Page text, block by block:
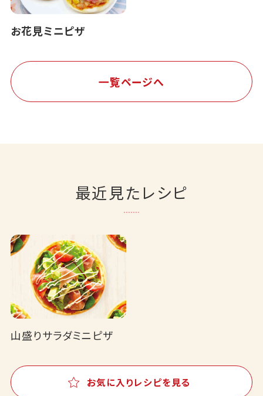
お花見ミニピザ
一覧ページへ
最近見たレシピ
山盛りサラダミニピザ
お気に入りレシピを見る